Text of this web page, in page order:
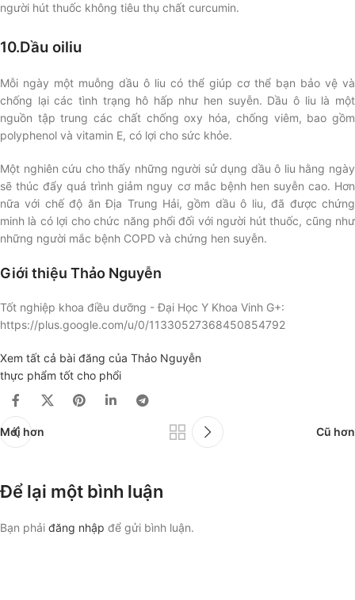
người hút thuốc không tiêu thụ chất curcumin.
10.Dầu oiliu
Mỗi ngày một muỗng dầu ô liu có thể giúp cơ thể bạn bảo vệ và
chống lại các tình trạng hô hấp như hen suyễn. Dầu ô liu là một
nguồn tập trung các chất chống oxy hóa, chống viêm, bao gồm
polyphenol và vitamin E, có lợi cho sức khỏe.
Một nghiên cứu cho thấy những người sử dụng dầu ô liu hằng ngày
sẽ thúc đẩy quá trình giảm nguy cơ mắc bệnh hen suyễn cao. Hơn
nữa với chế độ ăn Địa Trung Hải, gồm dầu ô liu, đã được chứng
minh là có lợi cho chức năng phổi đối với người hút thuốc, cũng như
những người mắc bệnh COPD và chứng hen suyễn.
Giới thiệu Thảo Nguyễn
Tốt nghiệp khoa điều dưỡng - Đại Học Y Khoa Vinh G+:
https://plus.google.com/u/0/11330527368450854792
Xem tất cả bài đăng của Thảo Nguyễn
thực phẩm tốt cho phổi
Mới hơn Cũ hơn
Để lại một bình luận
Bạn phải đăng nhập để gửi bình luận.